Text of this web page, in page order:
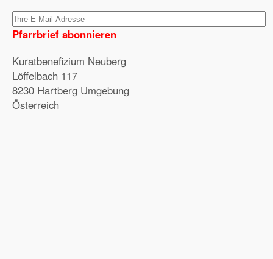
Pfarrbrief abonnieren
Kuratbenefizium Neuberg
Löffelbach 117
8230 Hartberg Umgebung
Österreich